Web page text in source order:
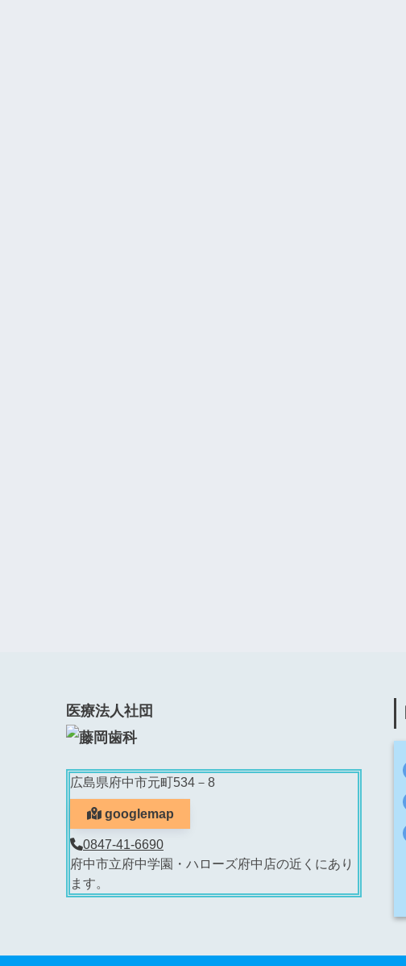
医療法人社団
広島県府中市元町534－8
googlemap
0847-41-6690
府中市立府中学園・ハローズ府中店の近くにあり
ます。